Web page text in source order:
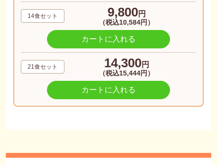
14食セット 9,800円
（税込10,584円）
カートに入れる
21食セット 14,300円
（税込15,444円）
カートに入れる